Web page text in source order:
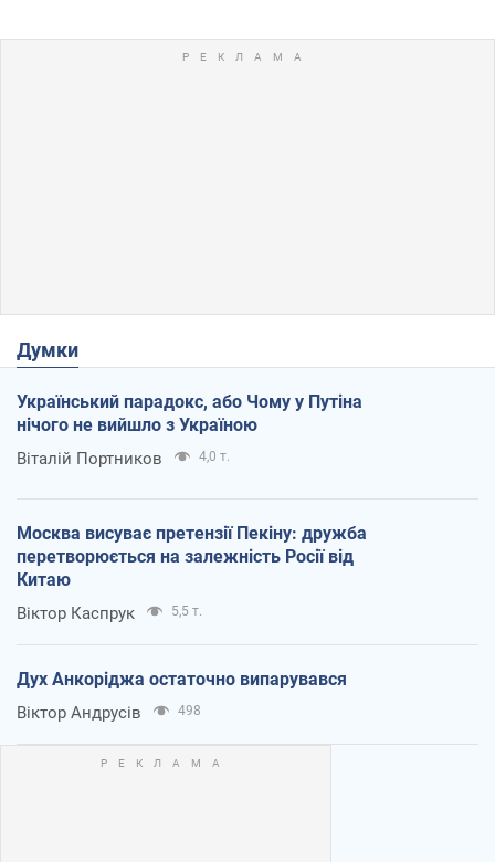
Думки
Український парадокс, або Чому у Путіна
нічого не вийшло з Україною
Віталій Портников 4,0 т.
Москва висуває претензії Пекіну: дружба
перетворюється на залежність Росії від
Китаю
Віктор Каспрук 5,5 т.
Дух Анкоріджа остаточно випарувався
Віктор Андрусів 498